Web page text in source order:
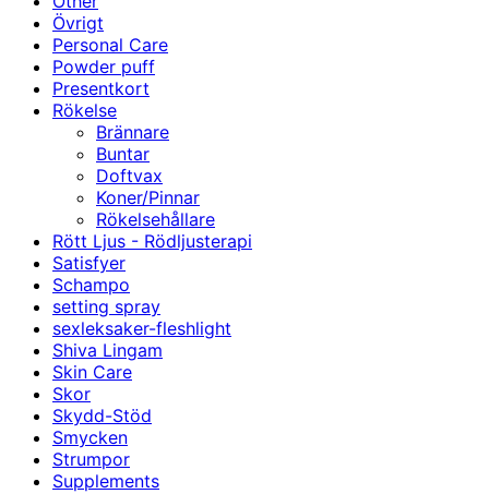
Övrigt
Personal Care
Powder puff
Presentkort
Rökelse
Brännare
Buntar
Doftvax
Koner/Pinnar
Rökelsehållare
Rött Ljus - Rödljusterapi
Satisfyer
Schampo
setting spray
sexleksaker-fleshlight
Shiva Lingam
Skin Care
Skor
Skydd-Stöd
Smycken
Strumpor
Supplements